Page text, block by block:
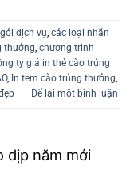
dịch vụ, các loại nhãn
thưởng, chương trình
ty giá in thẻ cào trúng
, In tem cào trúng thưởng,
Để lại một bình luận
dịp năm mới